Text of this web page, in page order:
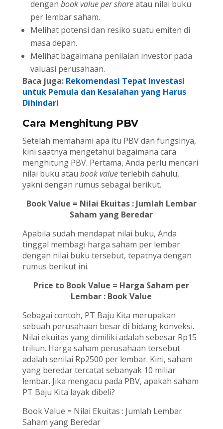
dengan book value per shareatau nilai buku
per lembar saham.
Melihat potensi dan resiko suatu emiten di
masa depan.
Melihat bagaimana penilaian investor pada
valuasi perusahaan.
Baca juga: Rekomendasi Tepat Investasi
untuk Pemula dan Kesalahan yang Harus
Dihindari
Cara Menghitung PBV
Setelah memahami apa itu PBV dan fungsinya,
kini saatnya mengetahui bagaimana cara
menghitung PBV. Pertama, Anda perlu mencari
nilai buku atau book valueterlebih dahulu,
yakni dengan rumus sebagai berikut.
Book Value = Nilai Ekuitas : Jumlah Lembar
Saham yang Beredar
Apabila sudah mendapat nilai buku, Anda
tinggal membagi harga saham per lembar
dengan nilai buku tersebut, tepatnya dengan
rumus berikut ini.
Price to Book Value = Harga Saham per
Lembar : Book Value
Sebagai contoh, PT Baju Kita merupakan
sebuah perusahaan besar di bidang konveksi.
Nilai ekuitas yang dimiliki adalah sebesar Rp15
triliun. Harga saham perusahaan tersebut
adalah senilai Rp2500 per lembar. Kini, saham
yang beredar tercatat sebanyak 10 miliar
lembar. Jika mengacu pada PBV, apakah saham
PT Baju Kita layak dibeli?
Book Value = Nilai Ekuitas : Jumlah Lembar
Saham yang Beredar